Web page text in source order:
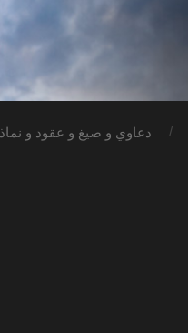
دعاوي و صيغ و عقود و